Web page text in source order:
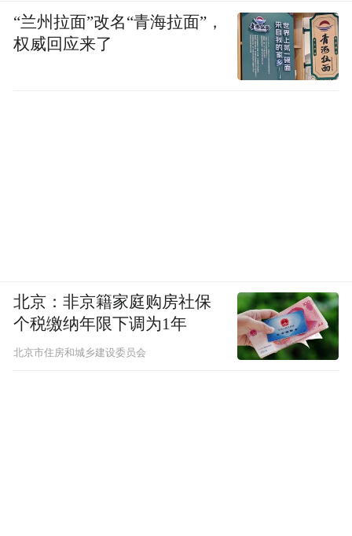
“兰州拉面”改名“青海拉面”，
权威回应来了
北京：非京籍家庭购房社保
个税缴纳年限下调为1年
北京市住房和城乡建设委员会